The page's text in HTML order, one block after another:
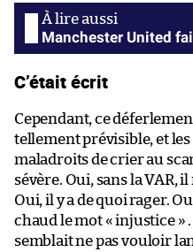
Manchester United
C’était écrit
Cependant, ce
tellement prévisible, et
maladroits de crier au
sévère. Oui, sans la VAR,
Oui, il y a de quoi rager.
chaud le mot « injustice »
semblait ne pas vouloir